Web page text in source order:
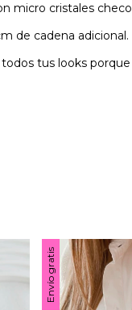
micro cristales
de cadena adicional.
todos tus looks
Envío gratis